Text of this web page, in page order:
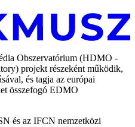
Obszervatórium (HDMO -
projekt részeként működik,
és tagja az európai
összefogó EDMO
és az IFCN nemzetközi